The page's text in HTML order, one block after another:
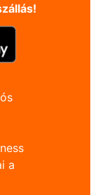
a